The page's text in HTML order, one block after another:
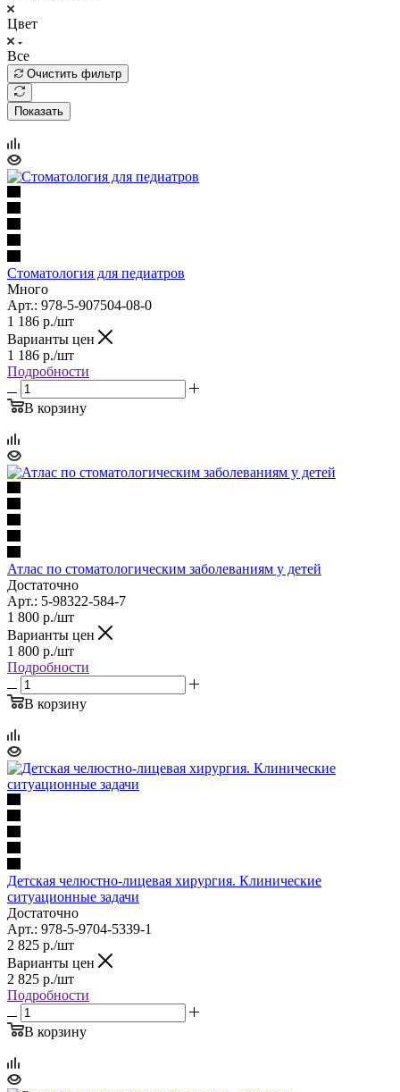
Цвет
Все
Очистить фильтр
Показать
Стоматология для педиатров
Много
Арт.: 978-5-907504-08-0
1 186 р./шт
Варианты цен
1 186 р./шт
Подробности
В корзину
Атлас по стоматологическим заболеваниям у детей
Достаточно
Арт.: 5-98322-584-7
1 800 р./шт
Варианты цен
1 800 р./шт
Подробности
В корзину
Детская челюстно-лицевая хирургия. Клинические
ситуационные задачи
Достаточно
Арт.: 978-5-9704-5339-1
2 825 р./шт
Варианты цен
2 825 р./шт
Подробности
В корзину